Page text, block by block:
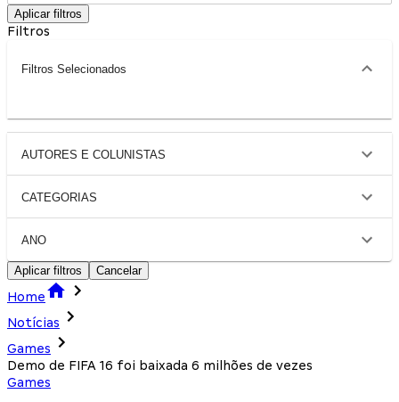
Aplicar filtros
Filtros
Filtros Selecionados
AUTORES E COLUNISTAS
CATEGORIAS
ANO
Aplicar filtros Cancelar
Home
Notícias
Games
Demo de FIFA 16 foi baixada 6 milhões de vezes
Games